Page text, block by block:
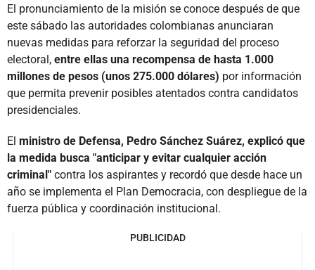
El pronunciamiento de la misión se conoce después de que
este sábado las autoridades colombianas anunciaran
nuevas medidas para reforzar la seguridad del proceso
electoral, entre ellas una recompensa de hasta 1.000
millones de pesos (unos 275.000 dólares) por información
que permita prevenir posibles atentados contra candidatos
presidenciales.
El ministro de Defensa, Pedro Sánchez Suárez, explicó que
la medida busca "anticipar y evitar cualquier acción
criminal" contra los aspirantes y recordó que desde hace un
año se implementa el Plan Democracia, con despliegue de la
fuerza pública y coordinación institucional.
PUBLICIDAD